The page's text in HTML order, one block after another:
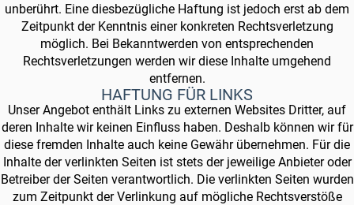
unberührt. Eine diesbezügliche Haftung ist jedoch erst ab dem
Zeitpunkt der Kenntnis einer konkreten Rechtsverletzung
möglich. Bei Bekanntwerden von entsprechenden
Rechtsverletzungen werden wir diese Inhalte umgehend
entfernen.
HAFTUNG FÜR LINKS
Unser Angebot enthält Links zu externen Websites Dritter, auf
deren Inhalte wir keinen Einfluss haben. Deshalb können wir für
diese fremden Inhalte auch keine Gewähr übernehmen. Für die
Inhalte der verlinkten Seiten ist stets der jeweilige Anbieter oder
Betreiber der Seiten verantwortlich. Die verlinkten Seiten wurden
zum Zeitpunkt der Verlinkung auf mögliche Rechtsverstöße